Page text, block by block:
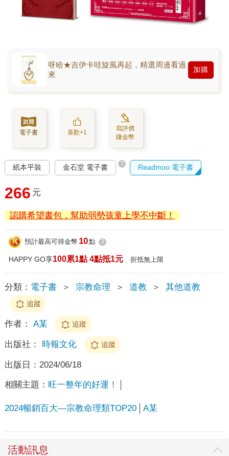
呀哈★吉伊卡哇旋風再起，精選周邊看過
來
加購
電子書 喜歡+1
寫評價
賺金幣
紙本平裝 金石堂 電子書 ? Readmoo 電子書
266 元
認購希望書包，幫助弱勢孩童上學不中斷！
預計最高可得金幣 10點 ?
HAPPY GO享100累1點 4點抵1元 折抵無上限
分類： 電子書 ＞ 宗教命理 ＞ 道教 ＞ 其他道教
追蹤
作者： A某 追蹤
出版社： 時報文化 追蹤
出版日： 2024/06/18
相關主題： 旺一整年的好運！
2024暢銷百大—宗教命理類TOP20 A某
活動訊息